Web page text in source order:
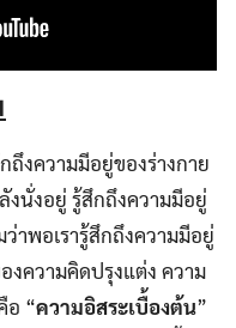
งความมีอยู่ของร่างกาย
งนั่งอยู่ รู้สึกถึงความมีอยู่
าพอเรารู้สึกถึงความมีอยู่
งความคิดปรุงแต่ง ความ
อ “ความอิสระเบื้องต้น”